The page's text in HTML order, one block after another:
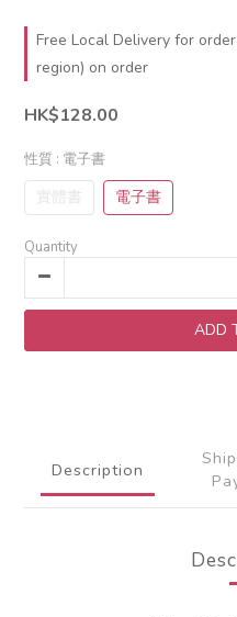
Free Local Delivery for
region) on order
HK$128.00
性質 : 電子書
實體書 電子書
Quantity
ADD
Description